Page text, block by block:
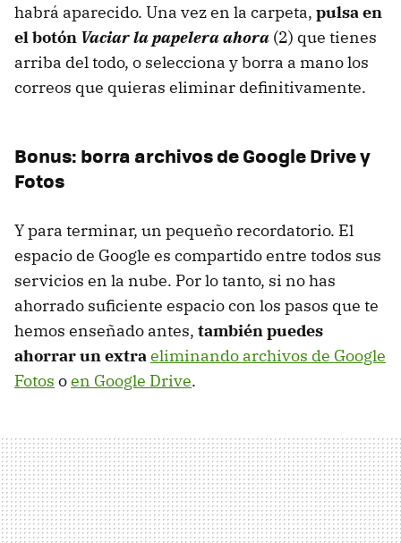
habrá aparecido. Una vez en la carpeta, pulsa en
el botón Vaciar la papelera ahora (2) que tienes
arriba del todo, o selecciona y borra a mano los
correos que quieras eliminar definitivamente.
Bonus: borra archivos de Google Drive y
Fotos
Y para terminar, un pequeño recordatorio. El
espacio de Google es compartido entre todos sus
servicios en la nube. Por lo tanto, si no has
ahorrado suficiente espacio con los pasos que te
hemos enseñado antes, también puedes
ahorrar un extraeliminando archivos de Google
Fotos oen Google Drive.